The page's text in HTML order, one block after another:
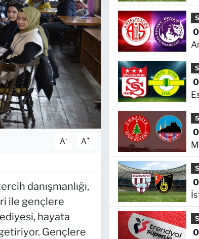
A- A+
danışmanlığı,
ile gençlere
hayata
Gençlere